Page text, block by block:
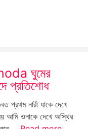
ঘুমের
প্রতিশোধ
নারী যাকে দেখে
আমি ওনাকে দেখে অস্থির